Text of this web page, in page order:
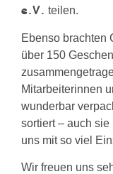
e.V. teilen.
Ebenso brachten
über 150
Mitarbeiterinnen
wunderbar
sortiert – auch
uns mit so viel
Wir freuen uns